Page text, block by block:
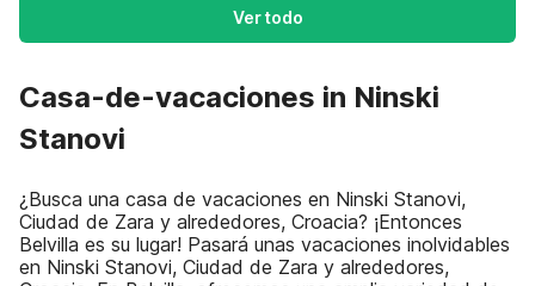
Ver todo
Casa-de-vacaciones in Ninski
Stanovi
¿Busca una casa de vacaciones en Ninski Stanovi,
Ciudad de Zara y alrededores, Croacia? ¡Entonces
Belvilla es su lugar! Pasará unas vacaciones inolvidables
en Ninski Stanovi, Ciudad de Zara y alrededores,